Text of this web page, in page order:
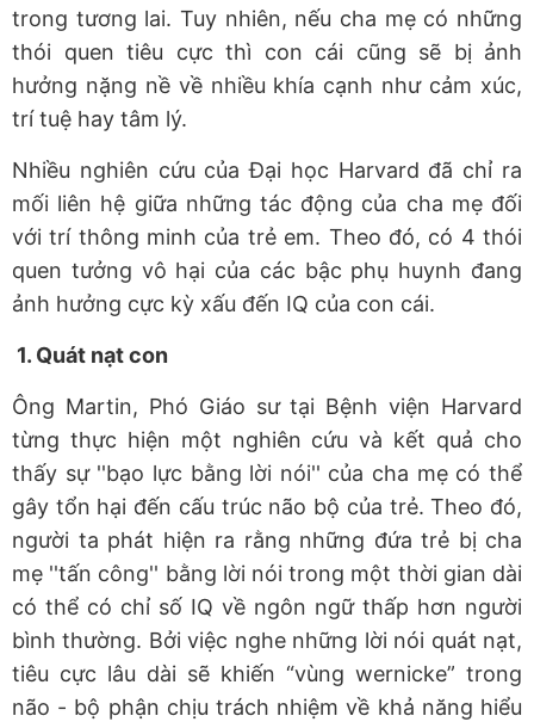
trong tương lai. Tuy nhiên, nếu cha mẹ có những
thói quen tiêu cực thì con cái cũng sẽ bị ảnh
hưởng nặng nề về nhiều khía cạnh như cảm xúc,
trí tuệ hay tâm lý.
Nhiều nghiên cứu của Đại học Harvard đã chỉ ra
mối liên hệ giữa những tác động của cha mẹ đối
với trí thông minh của trẻ em. Theo đó, có 4 thói
quen tưởng vô hại của các bậc phụ huynh đang
ảnh hưởng cực kỳ xấu đến IQ của con cái.
1. Quát nạt con
Ông Martin, Phó Giáo sư tại Bệnh viện Harvard
từng thực hiện một nghiên cứu và kết quả cho
thấy sự ''bạo lực bằng lời nói'' của cha mẹ có thể
gây tổn hại đến cấu trúc não bộ của trẻ. Theo đó,
người ta phát hiện ra rằng những đứa trẻ bị cha
mẹ ''tấn công'' bằng lời nói trong một thời gian dài
có thể có chỉ số IQ về ngôn ngữ thấp hơn người
bình thường. Bởi việc nghe những lời nói quát nạt,
tiêu cực lâu dài sẽ khiến “vùng wernicke” trong
não - bộ phận chịu trách nhiệm về khả năng hiểu